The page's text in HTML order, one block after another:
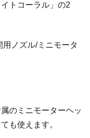
トコーラル」の2
ノズル/ミニモータ
のミニモーターヘッ
も使えます。